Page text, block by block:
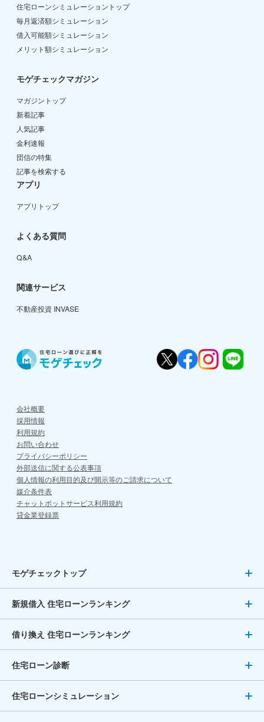
住宅ローンシミュレーショントップ
毎月返済額シミュレーション
借入可能額シミュレーション
メリット額シミュレーション
モゲチェックマガジン
マガジントップ
新着記事
人気記事
金利速報
団信の特集
記事を検索する
アプリ
アプリトップ
よくある質問
Q&A
関連サービス
不動産投資 INVASE
会社概要
採用情報
利用規約
お問い合わせ
プライバシーポリシー
外部送信に関する公表事項
個人情報の利用目的及び開示等のご請求について
媒介条件表
チャットボットサービス利用規約
貸金業登録票
モゲチェックトップ
新規借入 住宅ローンランキング
借り換え 住宅ローンランキング
住宅ローン診断
住宅ローンシミュレーション